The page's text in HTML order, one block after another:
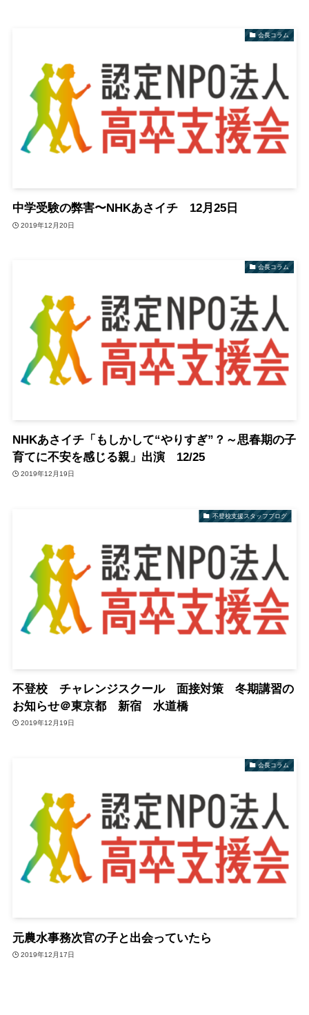
会長コラム
中学受験の弊害〜NHKあさイチ 12月25日
2019年12月20日
会長コラム
NHKあさイチ「もしかして“やりすぎ”？～思春期の子
育てに不安を感じる親」出演 12/25
2019年12月19日
不登校支援スタッフブログ
不登校 チャレンジスクール 面接対策 冬期講習の
お知らせ＠東京都 新宿 水道橋
2019年12月19日
会長コラム
元農水事務次官の子と出会っていたら
2019年12月17日